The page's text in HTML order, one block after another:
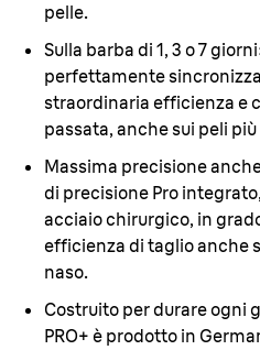
pelle.
Sulla barba di 1, 3 o 7
perfettamente
straordinaria efficienza e
passata, anche sui peli
Massima precisione
di precisione Pro
acciaio chirurgico, in
efficienza di taglio anche
naso.
Costruito per durare ogni
PRO+ è prodotto in